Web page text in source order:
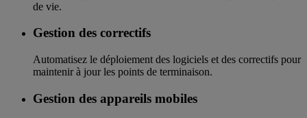
de vie.
Gestion des correctifs
Automatisez le déploiement des logiciels et des correctifs pour
maintenir à jour les points de terminaison.
Gestion des appareils mobiles